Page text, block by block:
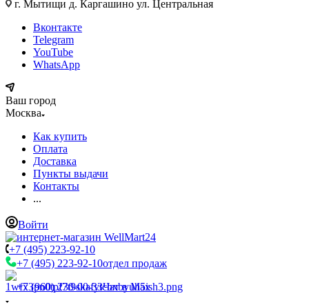
г. Мытищи д. Каргашино ул. Центральная
Вконтакте
Telegram
YouTube
WhatsApp
Ваш город
Москва
Как купить
Оплата
Доставка
Пункты выдачи
Контакты
...
Войти
+7 (495) 223-92-10
+7 (495) 223-92-10отдел продаж
+7 (960) 230-00-33Чат в Max